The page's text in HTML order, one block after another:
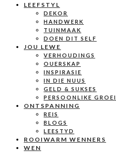
LEEFSTYL
DEKOR
HANDWERK
TUINMAAK
DOEN DIT SELF
JOU LEWE
VERHOUDINGS
OUERSKAP
INSPIRASIE
IN DIE NUUS
GELD & SUKSES
PERSOONLIKE GROEI
ONTSPANNING
REIS
BLOGS
LEESTYD
ROOIWARM WENNERS
WEN